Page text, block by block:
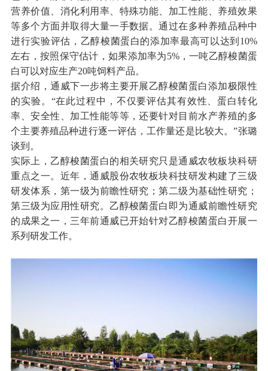
营养价值、消化利用率、特殊功能、加工性能、养殖效果
等多个方面并取得大量一手数据。通过在多种养殖品种中
进行实验评估，乙醇梭菌蛋白的添加率最高可以达到10%
左右，按照保守估计，如果添加率为5%，一吨乙醇梭菌蛋
白可以对应生产20吨饲料产品。
据介绍，通威下一步将主要开展乙醇梭菌蛋白添加极限性
的实验。“在此过程中，不仅要评估其有效性、蛋白转化
率、安全性、加工性能等等，还要针对目前水产养殖的多
个主要养殖品种进行逐一评估，工作量还是比较大。”张璐
谈到。
实际上，乙醇梭菌蛋白的相关研究只是通威农牧板块科研
重点之一。近年，通威股份农牧板块科技研发构建了三级
研发体系，第一级为前瞻性研究；第二级为基础性研究；
第三级为应用性研究。乙醇梭菌蛋白即为通威前瞻性研究
的成果之一，三年前通威已开始针对乙醇梭菌蛋白开展一
系列研发工作。